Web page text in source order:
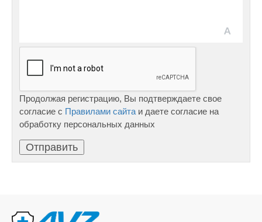
Продолжая регистрацию, Вы подтверждаете свое
согласие с Правилами сайта и даете согласие на
обработку персональных данных